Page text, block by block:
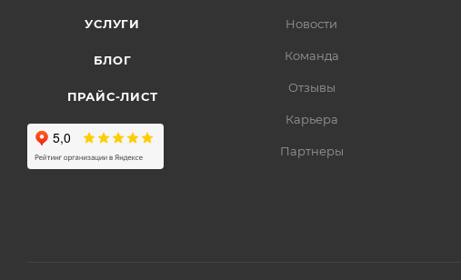
УСЛУГИ
БЛОГ
ПРАЙС-ЛИСТ
Новости
Команда
Отзывы
Карьера
Партнеры